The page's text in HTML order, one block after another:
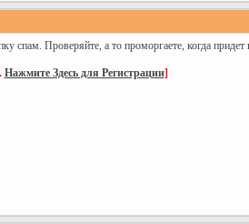
Проверяйте, а то проморгаете, когда придет
Нажмите Здесь для Регистрации]